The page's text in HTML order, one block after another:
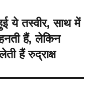
ये तस्वीर, साथ में
हैं, लेकिन
हैं रुद्राक्ष